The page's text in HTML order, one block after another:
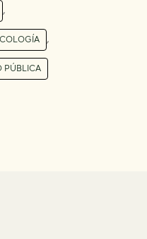
,
,
PÚBLICA